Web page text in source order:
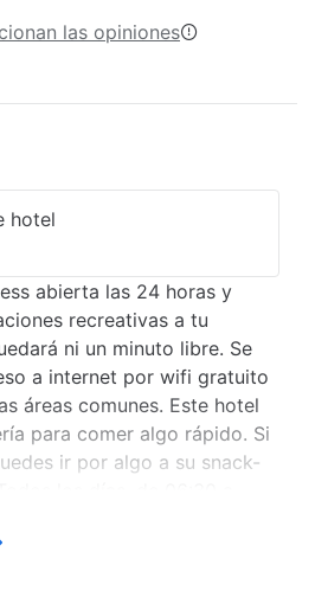
las opiniones
hotel
abierta las 24 horas y
recreativas a tu
ni un minuto libre. Se
a internet por wifi gratuito
áreas comunes. Este hotel
para comer algo rápido. Si
ir por algo a su snack-
servicio de